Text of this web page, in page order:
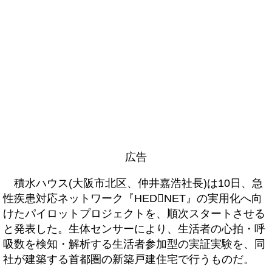
広告
積水ハウス(大阪市北区、仲井嘉浩社長)は10日、急
性疾患対応ネットワーク『HEDNET』の実用化へ向
けたパイロットプロジェクトを、順次スタートさせる
と発表した。生体センサーにより、生活者の心拍・呼
吸数を検知・解析する生活者参加型の実証実験を、同
社が建築する首都圏の新築戸建住宅で行うものだ。